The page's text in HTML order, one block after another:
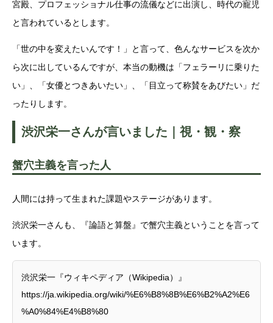
宮殿、プロフェッショナル仕事の流儀などに出演し、時代の寵児
と言われているとします。
「世の中を変えたいんです！」と言って、色んなサービスを次か
ら次に出しているんですが、本当の動機は「フェラーリに乗りた
い」、「女優とつきあいたい」、「目立って称賛をあびたい」だ
ったりします。
渋沢栄一さんが言いました｜視・観・察
蟹穴主義を言った人
人間には持って生まれた課題やステージがあります。
渋沢栄一さんも、『論語と算盤』で蟹穴主義ということを言って
います。
渋沢栄一『ウィキペディア（Wikipedia）』
https://ja.wikipedia.org/wiki/%E6%B8%8B%E6%B2%A2%E6
%A0%84%E4%B8%80